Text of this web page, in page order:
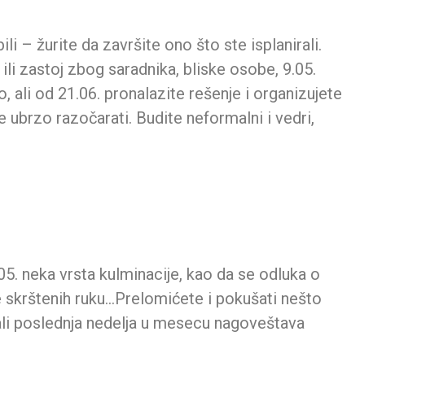
– žurite da završite ono što ste isplanirali.
zastoj zbog saradnika, bliske osobe, 9.05.
ali od 21.06. pronalazite rešenje i organizujete
ubrzo razočarati. Budite neformalni i vedri,
neka vrsta kulminacije, kao da se odluka o
ruku…Prelomićete i pokušati nešto
poslednja nedelja u mesecu nagoveštava